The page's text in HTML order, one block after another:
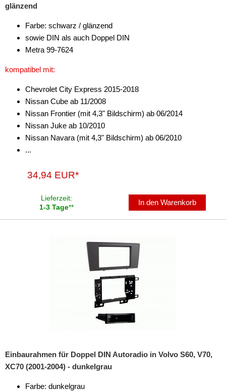
glänzend
Farbe: schwarz / glänzend
sowie DIN als auch Doppel DIN
Metra 99-7624
kompatibel mit:
Chevrolet City Express 2015-2018
Nissan Cube ab 11/2008
Nissan Frontier (mit 4,3" Bildschirm) ab 06/2014
Nissan Juke ab 10/2010
Nissan Navara (mit 4,3" Bildschirm) ab 06/2010
...
34,94 EUR*
Lieferzeit:
1-3 Tage**
In den Warenkorb
Einbaurahmen für Doppel DIN Autoradio in Volvo S60, V70,
XC70 (2001-2004) - dunkelgrau
Farbe: dunkelgrau